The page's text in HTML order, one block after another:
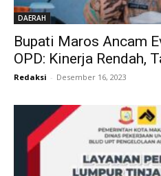
DAERAH
Bupati Maros Ancam
OPD: Kinerja Rendah,
Redaksi - Desember 16, 2023